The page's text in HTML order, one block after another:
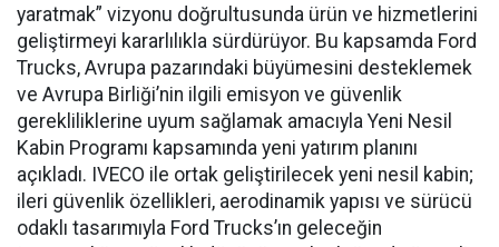
yaratmak” vizyonu doğrultusunda ürün ve hizmetlerini
geliştirmeyi kararlılıkla sürdürüyor. Bu kapsamda Ford
Trucks, Avrupa pazarındaki büyümesini desteklemek
ve Avrupa Birliği’nin ilgili emisyon ve güvenlik
gerekliliklerine uyum sağlamak amacıyla Yeni Nesil
Kabin Programı kapsamında yeni yatırım planını
açıkladı. IVECO ile ortak geliştirilecek yeni nesil kabin;
ileri güvenlik özellikleri, aerodinamik yapısı ve sürücü
odaklı tasarımıyla Ford Trucks’ın geleceğin